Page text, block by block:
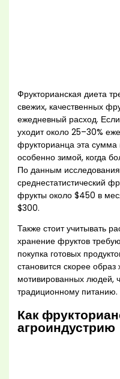
Фрукторианская диета
свежих, качественных
ежедневный расход.
уходит около 25–30%
фрукторианца эта
особенно зимой, когда
По данным
среднестатистический
фрукты около $450 в
$300.
Также стоит учитывать
хранение фруктов
покупка готовых
становится скорее
мотивированных людей,
традиционному питанию.
Как
агроиндустрию